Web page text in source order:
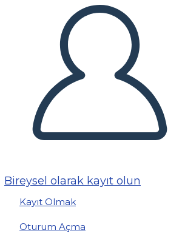
Bireysel olarak kayıt olun
Kayıt Olmak
Oturum Açma